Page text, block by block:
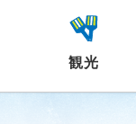
観光